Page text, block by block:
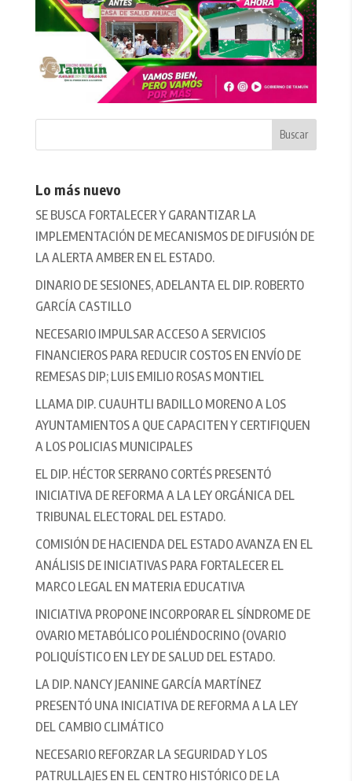
Lo más nuevo
SE BUSCA FORTALECER Y GARANTIZAR LA
IMPLEMENTACIÓN DE MECANISMOS DE DIFUSIÓN DE
LA ALERTA AMBER EN EL ESTADO.
DINARIO DE SESIONES, ADELANTA EL DIP. ROBERTO
GARCÍA CASTILLO
NECESARIO IMPULSAR ACCESO A SERVICIOS
FINANCIEROS PARA REDUCIR COSTOS EN ENVÍO DE
REMESAS DIP; LUIS EMILIO ROSAS MONTIEL
LLAMA DIP. CUAUHTLI BADILLO MORENO A LOS
AYUNTAMIENTOS A QUE CAPACITEN Y CERTIFIQUEN
A LOS POLICIAS MUNICIPALES
EL DIP. HÉCTOR SERRANO CORTÉS PRESENTÓ
INICIATIVA DE REFORMA A LA LEY ORGÁNICA DEL
TRIBUNAL ELECTORAL DEL ESTADO.
COMISIÓN DE HACIENDA DEL ESTADO AVANZA EN EL
ANÁLISIS DE INICIATIVAS PARA FORTALECER EL
MARCO LEGAL EN MATERIA EDUCATIVA
INICIATIVA PROPONE INCORPORAR EL SÍNDROME DE
OVARIO METABÓLICO POLIÉNDOCRINO (OVARIO
POLIQUÍSTICO EN LEY DE SALUD DEL ESTADO.
LA DIP. NANCY JEANINE GARCÍA MARTÍNEZ
PRESENTÓ UNA INICIATIVA DE REFORMA A LA LEY
DEL CAMBIO CLIMÁTICO
NECESARIO REFORZAR LA SEGURIDAD Y LOS
PATRULLAJES EN EL CENTRO HISTÓRICO DE LA